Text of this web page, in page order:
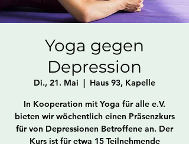
Yoga gegen
Depression
Di., 21. Mai
  |
Haus 93, Kapelle
In Kooperation mit Yoga für alle e.V.
bieten wir wöchentlich einen Präsenzkurs
für von Depressionen Betroffene an. Der
Kurs ist für etwa 15 Teilnehmende